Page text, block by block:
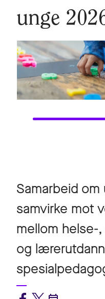
unge
Samarbeid
samvirke mot
mellom helse-
og